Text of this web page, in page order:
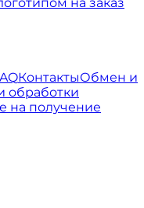
КонтактыОбмен и
обработки
на получение